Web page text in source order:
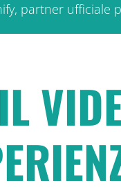
partner ufficiale